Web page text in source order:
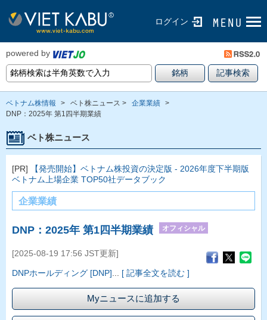
ログイン
powered by
ベトナム株情報 > ベト株ニュース > 企業業績 >
DNP：2025年 第1四半期業績
ベト株ニュース
[PR]
【発売開始】ベトナム株投資の決定版 - 2026年度下半期版
ベトナム上場企業 TOP50社データブック
企業業績
DNP：2025年 第1四半期業績 オフィシャル
[2025-08-19 17:56 JST更新]
DNPホールディング [DNP] [ 記事全文を読む ]
Myニュースに追加する